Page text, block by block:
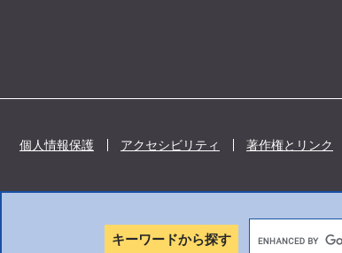
キーワードから探す
個人情報保護 アクセシビリティ 著作権とリンク